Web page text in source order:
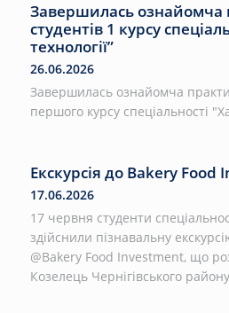
Завершилась ознайомча
студентів 1 курсу
технології”
26.06.2026
Завершилась ознайомча
першого курсу спеціальності
Екскурсія до Bakery Food
17.06.2026
17 червня студенти
здійснили пізнавальну
@Bakery Food Investment, що
Козелець Чернігівського